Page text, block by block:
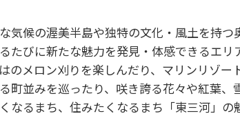
気候の渥美半島や独特の文化・風土を持
たびに新たな魅力を発見・体感できるエリ
のメロン刈りを楽しんだり、マリンリゾー
町並みを巡ったり、咲き誇る花々や紅葉
なるまち、住みたくなるまち「東三河」